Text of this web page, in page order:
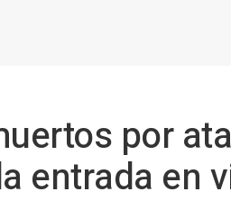
por
entrada en